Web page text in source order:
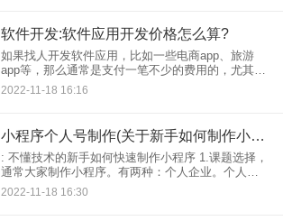
软件开发:软件应用开发价格怎么算?
如果找人开发软件应用，比如一些电商app、旅游
app等，那么通常是支付一笔不少的费用的，尤其是
从零开始开发的场景，那么软件应用开发价格怎么
算呢？ 像开发ap
2022-11-18 16:16
小程序个人号制作(关于新手如何制作小程序的几点建议)
: 不懂技术的新手如何快速制作小程序 1.课题选择，
通常大家制作小程序。有两种：个人企业。个人支
持范围小程序非常有限。可以查看详情微信010-
310。而且个人小程序打不开微信缴费功能所以建议
2022-11-18 16:30